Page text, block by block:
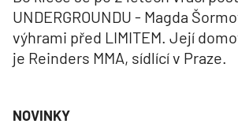
UNDERGROUNDU - Magda
výhrami před LIMITEM. Její
je Reinders MMA, sídlící v Praze.
NOVINKY